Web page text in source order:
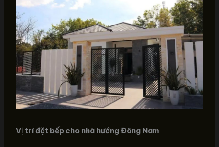
Vị trí đặt bếp cho nhà hướng Đông Nam